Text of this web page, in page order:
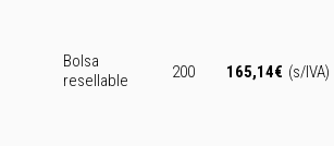
Bolsa
resellable
200 165,14€ (s/IVA)